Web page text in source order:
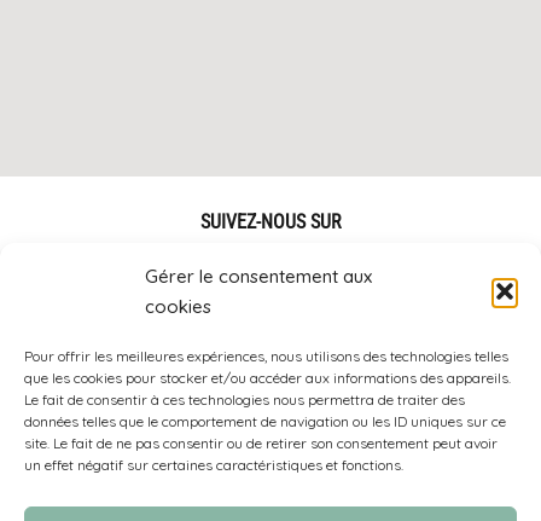
Gérer le consentement aux
cookies
Pour offrir les meilleures expériences, nous utilisons des technologies telles
que les cookies pour stocker et/ou accéder aux informations des appareils.
Le fait de consentir à ces technologies nous permettra de traiter des
données telles que le comportement de navigation ou les ID uniques sur ce
site. Le fait de ne pas consentir ou de retirer son consentement peut avoir
un effet négatif sur certaines caractéristiques et fonctions.
SUIVEZ-NOUS SUR
> Rejoindre notre équipe